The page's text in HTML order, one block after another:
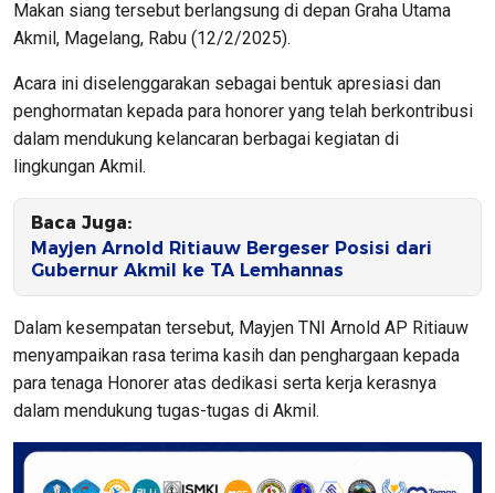
Makan siang tersebut berlangsung di depan Graha Utama
Akmil, Magelang, Rabu (12/2/2025).
Acara ini diselenggarakan sebagai bentuk apresiasi dan
penghormatan kepada para honorer yang telah berkontribusi
dalam mendukung kelancaran berbagai kegiatan di
lingkungan Akmil.
Baca Juga:
Mayjen Arnold Ritiauw Bergeser Posisi dari
Gubernur Akmil ke TA Lemhannas
Dalam kesempatan tersebut, Mayjen TNI Arnold AP Ritiauw
menyampaikan rasa terima kasih dan penghargaan kepada
para tenaga Honorer atas dedikasi serta kerja kerasnya
dalam mendukung tugas-tugas di Akmil.